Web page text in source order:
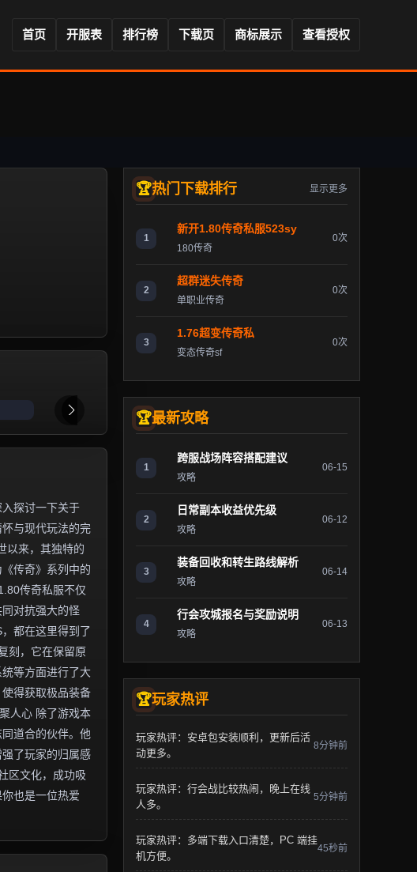
首页 开服表 排行榜 下载页 商标展示 查看授权
探讨一下关于
与现代玩法的完
以来，其独特的
传奇》系列中的
传奇私服不仅
对抗强大的怪
都在这里得到了
刻，它在保留原
等方面进行了大
得获取极品装备
人心 除了游戏本
道合的伙伴。他
了玩家的归属感
区文化，成功吸
也是一位热爱
热门下载排行 显示更多
1
新开1.80传奇私服523sy
180传奇
0次
2
超群迷失传奇
单职业传奇
0次
3
1.76超变传奇私
变态传奇sf
0次
最新攻略
1
跨服战场阵容搭配建议
攻略
06-15
2
日常副本收益优先级
攻略
06-12
3
装备回收和转生路线解析
攻略
06-14
4
行会攻城报名与奖励说明
攻略
06-13
玩家热评
玩家热评：安卓包安装顺利，更新后活
动更多。
8分钟前
玩家热评：行会战比较热闹，晚上在线
人多。
5分钟前
玩家热评：多端下载入口清楚，PC 端挂
机方便。
45秒前